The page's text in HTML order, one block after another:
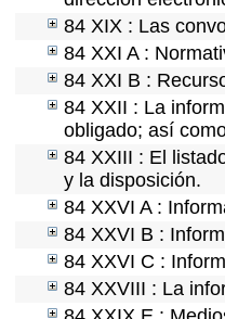
84 XIX : Las
84 XXI A :
84 XXI B :
84 XXII : La
obligado; así
84 XXIII : El
y la disposición.
84 XXVI A :
84 XXVI B :
84 XXVI C :
84 XXVIII : La